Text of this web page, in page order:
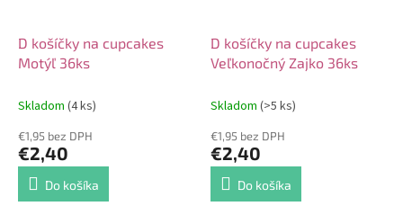
D košíčky na cupcakes
Motýľ 36ks
Skladom (4 ks)
€1,95 bez DPH
€2,40
Do košíka
D košíčky na cupcakes
Veľkonočný Zajko 36ks
Skladom (>5 ks)
€1,95 bez DPH
€2,40
Do košíka